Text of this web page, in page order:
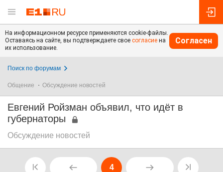
На информационном ресурсе применяются cookie-файлы.
Оставаясь на сайте, вы подтверждаете свое согласие на
их использование.
Согласен
Поиск по форумам
Общение Обсуждение новостей
Евгений Ройзман объявил, что идёт в
губернаторы
Обсуждение новостей
4